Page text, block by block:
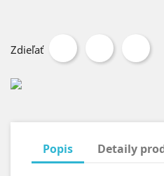
Zdieľať
Popis Detaily